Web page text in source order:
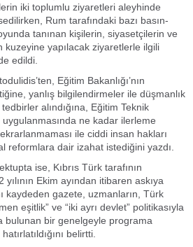
iki toplumlu ziyaretleri aleyhinde
Rum tarafındaki bazı basın-
tanınan kişilerin, siyasetçilerin ve
kuzeyine yapılacak ziyaretlerle ilgili
edildi.
Eğitim Bakanlığı’nın
yanlış bilgilendirmeler ile düşmanlık
alındığına, Eğitim Teknik
ne kadar ilerleme
ile ciddi insan hakları
reformlara dair izahat istediğini yazdı.
ise, Kıbrıs Türk tarafının
yılının Ekim ayından itibaren askıya
kaydeden gazete, uzmanların, Türk
eşitlik” ve “iki ayrı devlet” politikasıyla
bulunan bir genelgeyle programa
belirtti.